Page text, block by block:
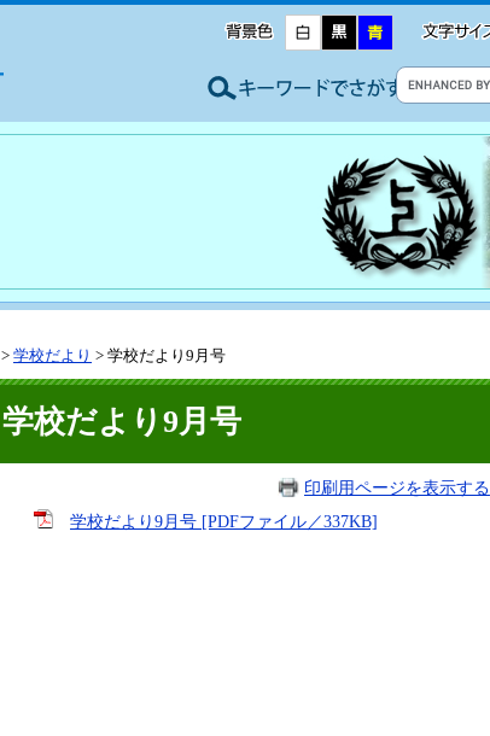
> 学校だより > 学校だより9月号
学校だより9月号
印刷用ページを表示する
学校だより9月号 [PDFファイル／337KB]